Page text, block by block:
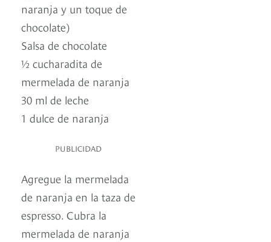
naranja y un toque de
chocolate)
Salsa de chocolate
½ cucharadita de
mermelada de naranja
30 ml de leche
1 dulce de naranja
PUBLICIDAD
Agregue la mermelada
de naranja en la taza de
espresso. Cubra la
mermelada de naranja